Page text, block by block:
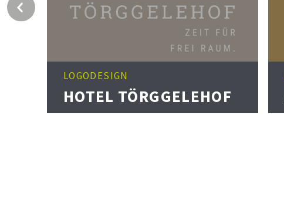
LOGODESIGN
HOTEL TÖRGGELEHOF